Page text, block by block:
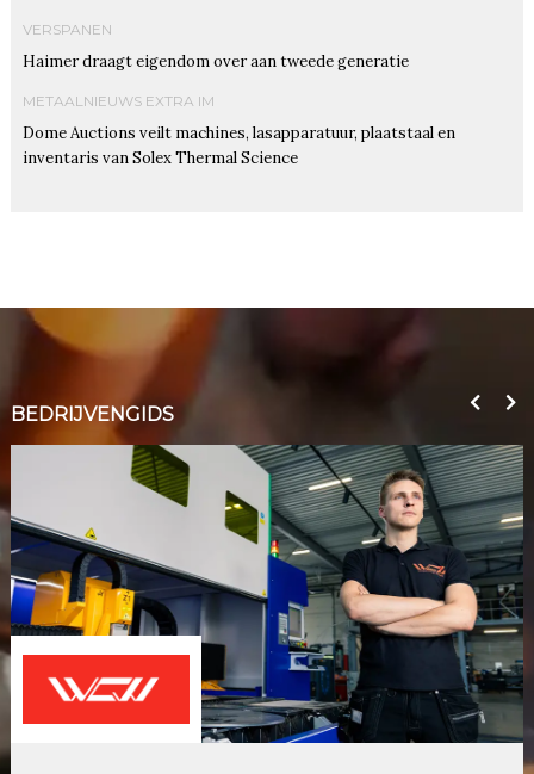
VERSPANEN
Haimer draagt eigendom over aan tweede generatie
METAALNIEUWS EXTRA IM
Dome Auctions veilt machines, lasapparatuur, plaatstaal en
inventaris van Solex Thermal Science
BEDRIJVENGIDS